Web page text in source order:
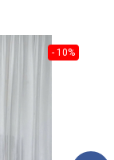
- 10%